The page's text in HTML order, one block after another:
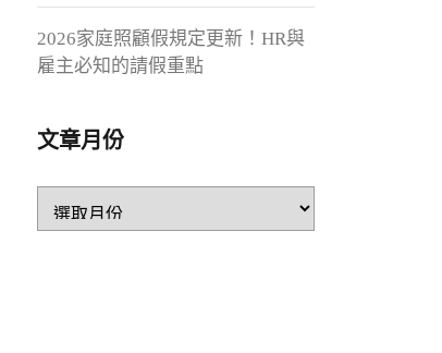
2026家庭照顧假規定更新！HR與
雇主必知的請假重點
文章月份